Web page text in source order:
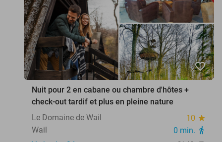
favorite_border
Nuit pour 2 en cabane ou chambre d'hôtes +
check-out tardif et plus en pleine nature
Le Domaine de Wail
10 star
Wail 0 min. directions_walk